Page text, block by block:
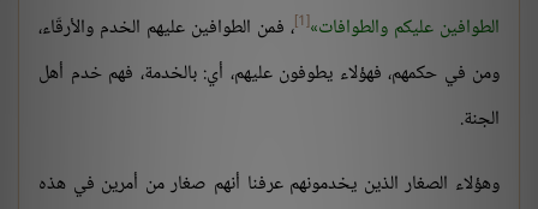
الطوافين عليكم والطوافات [1] ، فمن الطوافين عليهم الخدم والأرقّاء،
ومن في حكمهم، فهؤلاء يطوفون عليهم، أي: بالخدمة، فهم خدم أهل
الجنة.
وهؤلاء الصغار الذين يخدمونهم عرفنا أنهم صغار من أمرين في هذه